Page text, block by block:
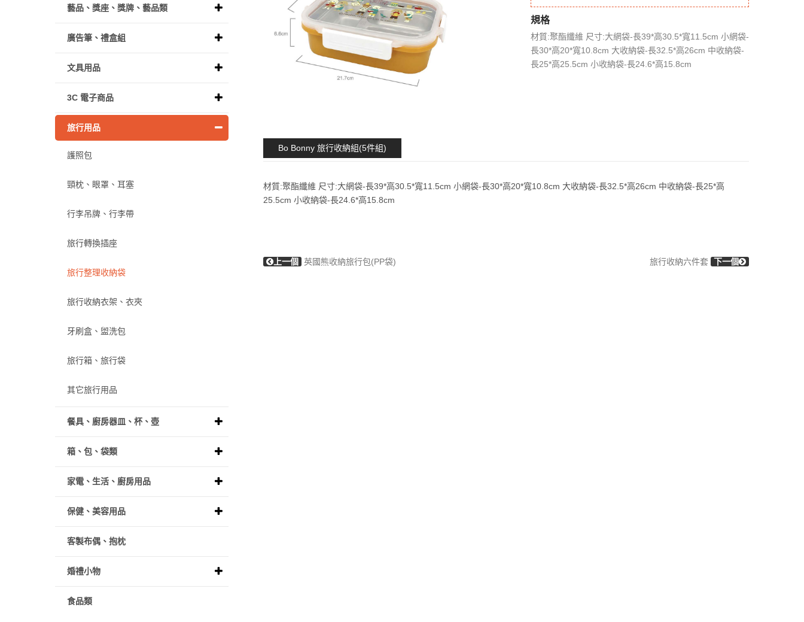
規格
材質:聚酯纖維 尺寸:大網袋-長39*高30.5*寬11.5cm 小網袋-
長30*高20*寬10.8cm 大收納袋-長32.5*高26cm 中收納袋-
長25*高25.5cm 小收納袋-長24.6*高15.8cm
Bo Bonny 旅行收納組(5件組)
材質:聚酯纖維 尺寸:大網袋-長39*高30.5*寬11.5cm 小網袋-長30*高20*寬10.8cm 大收納袋-長32.5*高26cm 中收納袋-長25*高
25.5cm 小收納袋-長24.6*高15.8cm
上一個 英國熊收納旅行包(PP袋) 旅行收納六件套 下一個
藝品、獎座、獎牌、藝品類
廣告筆、禮盒組
文具用品
3C 電子商品
旅行用品
護照包
頸枕、眼罩、耳塞
行李吊牌、行李帶
旅行轉換插座
旅行整理收納袋
旅行收納衣架、衣夾
牙刷盒、盥洗包
旅行箱、旅行袋
其它旅行用品
餐具、廚房器皿、杯、壺
箱、包、袋類
家電、生活、廚房用品
保健、美容用品
客製布偶、抱枕
婚禮小物
食品類